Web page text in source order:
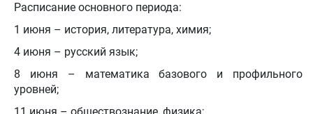
Расписание основного периода:
1 июня – история, литература, химия;
4 июня – русский язык;
8 июня – математика базового и профильного
уровней;